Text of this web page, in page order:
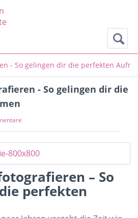
- So gelingen dir die perfekten
- So gelingen dir die
– So
perfekten